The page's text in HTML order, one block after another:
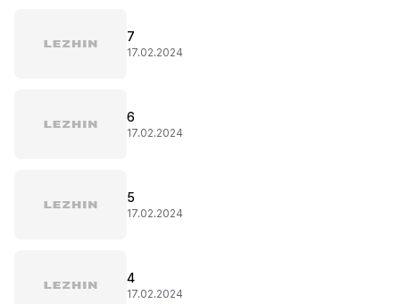
7
17.02.2024
6
17.02.2024
5
17.02.2024
4
17.02.2024